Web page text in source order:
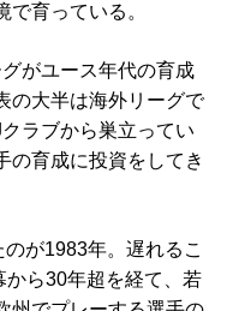
育っている。
がユース年代の育成
の大半は海外リーグで
ラブから巣立ってい
の育成に投資をしてき
が1983年。遅れるこ
から30年超を経て、若